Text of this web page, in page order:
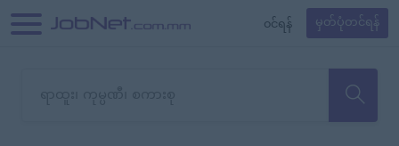
၀င်ရန် မှတ်ပုံတင်ရန်